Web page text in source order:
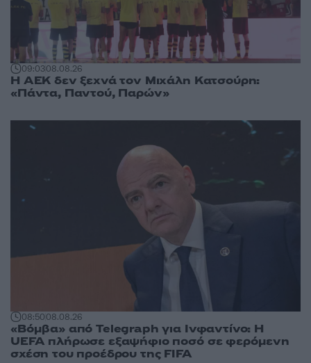
09:0308.08.26
Η ΑΕΚ δεν ξεχνά τον Μιχάλη Κατσούρη:
«Πάντα, Παντού, Παρών»
08:5008.08.26
«Βόμβα» από Telegraph για Ινφαντίνο: Η
UEFA πλήρωσε εξαψήφιο ποσό σε φερόμενη
σχέση του προέδρου της FIFA